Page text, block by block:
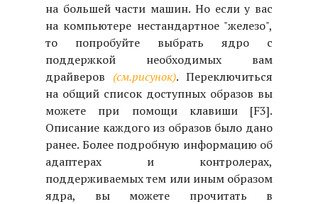
на большей части машин. Но если у вас
на компьютере нестандартное "железо",
то попробуйте выбрать ядро с
поддержкой необходимых вам
драйверов (см.рисунок). Переключиться
на общий список доступных образов вы
можете при помощи клавиши [F3].
Описание каждого из образов было дано
ранее. Более подробную информацию об
адаптерах и контролерах,
поддерживаемых тем или иным образом
ядра, вы можете прочитать в